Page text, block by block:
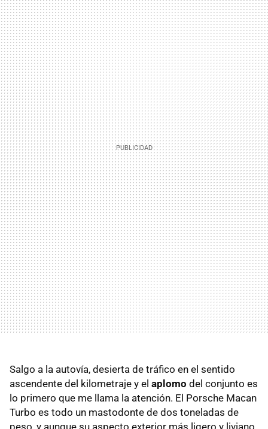
Salgo a la autovía, desierta de tráfico en el sentido
ascendente del kilometraje y el aplomo del conjunto es
lo primero que me llama la atención. El Porsche Macan
Turbo es todo un mastodonte de dos toneladas de